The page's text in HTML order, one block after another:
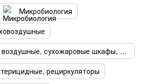
Микробиология
Стерилизаторы воздушные, сухожаровые шкафы, автоклавы
рециркуляторы